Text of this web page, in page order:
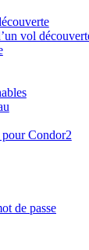
vol
Condor2
de passe